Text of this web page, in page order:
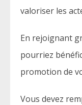
valoriser les
En rejoignant
pourriez
promotion de
Vous devez